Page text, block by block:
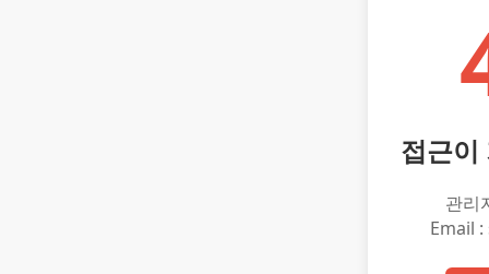
접근이
관리
Email